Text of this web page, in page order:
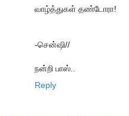
வாழ்த்துகள் தண்டோரா!
-சென்ஷி//
நன்றி பாஸ்..
Reply